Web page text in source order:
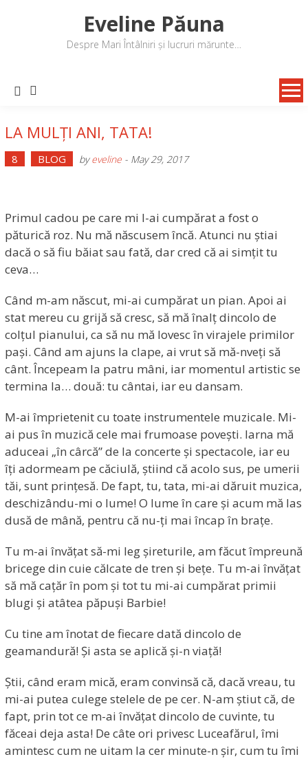
Eveline Păuna
Despre Mari Întâlniri și lucruri mărunte…
LA MULȚI ANI, TATA!
8 BLOG byeveline- May 29, 2017
Primul cadou pe care mi l-ai cumpărat a fost o
păturică roz. Nu mă născusem încă. Atunci nu știai
dacă o să fiu băiat sau fată, dar cred că ai simțit tu
ceva…
Când m-am născut, mi-ai cumpărat un pian. Apoi ai
stat mereu cu grijă să cresc, să mă înalț dincolo de
colțul pianului, ca să nu mă lovesc în virajele primilor
pași. Când am ajuns la clape, ai vrut să mă-nveți să
cânt. Începeam la patru mâni, iar momentul artistic se
termina la… două: tu cântai, iar eu dansam.
M-ai împrietenit cu toate instrumentele muzicale. Mi-
ai pus în muzică cele mai frumoase povești. Iarna mă
aduceai „în cârcă” de la concerte și spectacole, iar eu
îți adormeam pe căciulă, știind că acolo sus, pe umerii
tăi, sunt prințesă. De fapt, tu, tata, mi-ai dăruit muzica,
deschizându-mi o lume! O lume în care și acum mă las
dusă de mână, pentru că nu-ți mai încap în brațe.
Tu m-ai învățat să-mi leg șireturile, am făcut împreună
bricege din cuie călcate de tren și bețe. Tu m-ai învățat
să mă cațăr în pom și tot tu mi-ai cumpărat primii
blugi și atâtea păpuși Barbie!
Cu tine am înotat de fiecare dată dincolo de
geamandură! Și asta se aplică și-n viață!
Știi, când eram mică, eram convinsă că, dacă vreau, tu
mi-ai putea culege stelele de pe cer. N-am știut că, de
fapt, prin tot ce m-ai învățat dincolo de cuvinte, tu
făceai deja asta! De câte ori privesc Luceafărul, îmi
amintesc cum ne uitam la cer minute-n șir, cum tu îmi